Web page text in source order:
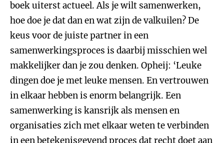
boek uiterst actueel. Als je wilt samenwerken,
hoe doe je dat dan en wat zijn de valkuilen? De
keus voor de juiste partner in een
samenwerkingsproces is daarbij misschien wel
makkelijker dan je zou denken. Opheij: ‘Leuke
dingen doe je met leuke mensen. En vertrouwen
in elkaar hebben is enorm belangrijk. Een
samenwerking is kansrijk als mensen en
organisaties zich met elkaar weten te verbinden
in een betekenisgevend proces dat recht doet aan